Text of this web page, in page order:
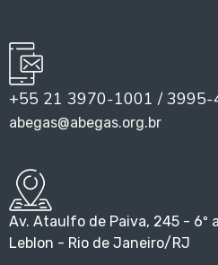
+55 21 3970-1001 / 3995-
abegas@abegas.org.br
Av. Ataulfo de Paiva, 245 - 6º
Leblon - Rio de Janeiro/RJ